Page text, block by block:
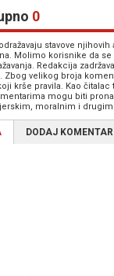
0
stavove njihovih
Molimo korisnike da se
Redakcija
Zbog velikog broja
krše pravila. Kao čitalac
mogu biti
moralnim i
DODAJ KOMENTAR